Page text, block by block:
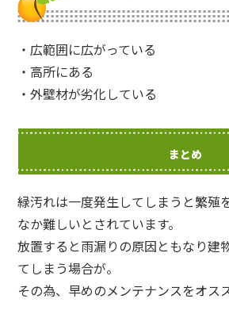
・広範囲に広がっている
・高所にある
・外壁材が劣化している
まとめ
緑汚れは一度発生してしまうと繁殖
なか難しいとされています。
放置すると雨漏りの原因ともなり建
てしまう場合が。
その為、早めのメンテナンスをオス